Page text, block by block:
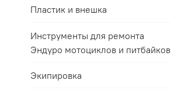
Пластик и внешка
Инструменты для ремонта
Эндуро мотоциклов и питбайков
Экипировка